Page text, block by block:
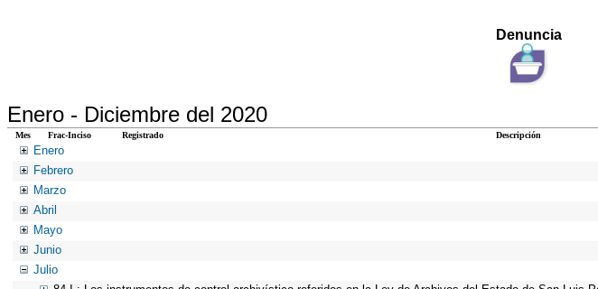
Denuncia
Enero - Diciembre del 2020
Mes Frac-Inciso Registrado Descripción
Enero
Febrero
Marzo
Abril
Mayo
Junio
Julio